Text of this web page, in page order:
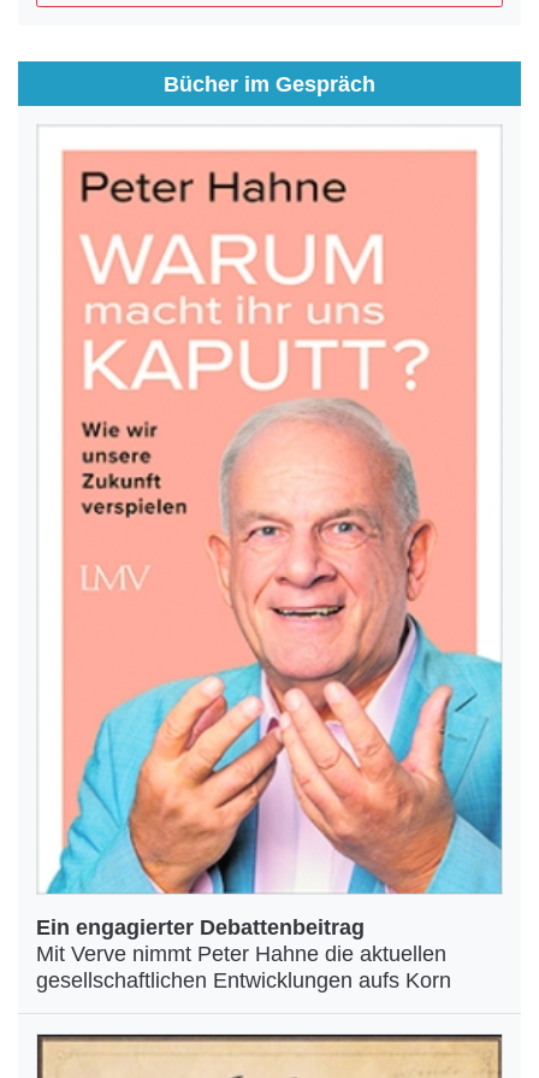
Bücher im Gespräch
Ein engagierter Debattenbeitrag
Mit Verve nimmt Peter Hahne die aktuellen
gesellschaftlichen Entwicklungen aufs Korn